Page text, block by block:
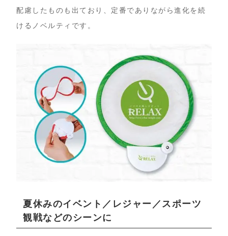
配慮したものも出ており、定番でありながら進化を続
けるノベルティです。
夏休みのイベント／レジャー／スポーツ
観戦などのシーンに